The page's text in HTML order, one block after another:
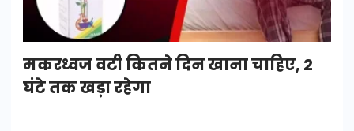
मकरध्वज वटी कितने दिन खाना चाहिए, 2
घंटे तक खड़ा रहेगा